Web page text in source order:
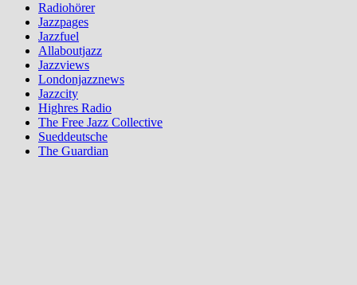
Radiohörer
Jazzpages
Jazzfuel
Allaboutjazz
Jazzviews
Londonjazznews
Jazzcity
Highres Radio
The Free Jazz Collective
Sueddeutsche
The Guardian